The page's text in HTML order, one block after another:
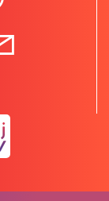
مسیح
نیا